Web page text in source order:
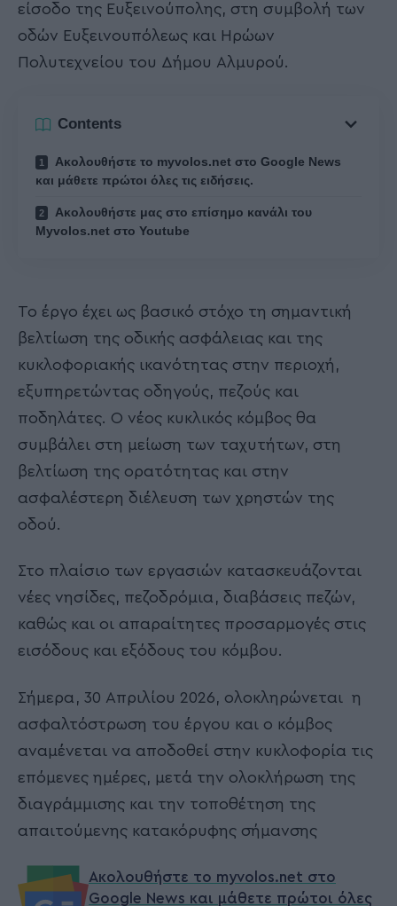
είσοδο της Ευξεινούπολης, στη συμβολή των
οδών Ευξεινουπόλεως και Ηρώων
Πολυτεχνείου του Δήμου Αλμυρού.
Contents
Ακολουθήστε το myvolos.net στο Google News
και μάθετε πρώτοι όλες τις ειδήσεις.
Ακολουθήστε μας στο επίσημο κανάλι του
Myvolos.net στο Youtube
Το έργο έχει ως βασικό στόχο τη σημαντική
βελτίωση της οδικής ασφάλειας και της
κυκλοφοριακής ικανότητας στην περιοχή,
εξυπηρετώντας οδηγούς, πεζούς και
ποδηλάτες. Ο νέος κυκλικός κόμβος θα
συμβάλει στη μείωση των ταχυτήτων, στη
βελτίωση της ορατότητας και στην
ασφαλέστερη διέλευση των χρηστών της
οδού.
Στο πλαίσιο των εργασιών κατασκευάζονται
νέες νησίδες, πεζοδρόμια, διαβάσεις πεζών,
καθώς και οι απαραίτητες προσαρμογές στις
εισόδους και εξόδους του κόμβου.
Σήμερα, 30 Απριλίου 2026, ολοκληρώνεται η
ασφαλτόστρωση του έργου και ο κόμβος
αναμένεται να αποδοθεί στην κυκλοφορία τις
επόμενες ημέρες, μετά την ολοκλήρωση της
διαγράμμισης και την τοποθέτηση της
απαιτούμενης κατακόρυφης σήμανσης
Ακολουθήστε το myvolos.net στο
Google News και μάθετε πρώτοι όλες